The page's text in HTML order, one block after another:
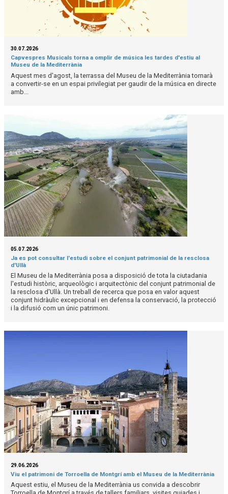
30.07.2026
Capvespres Musicals torna a omplir de música les tardes d'estiu al
Museu de la Mediterrània
Aquest mes d'agost, la terrassa del Museu de la Mediterrània tornarà
a convertir-se en un espai privilegiat per gaudir de la música en directe
amb...
05.07.2026
Ja es pot consultar l'estudi sobre el conjunt patrimonial de la resclosa
d'Ullà
El Museu de la Mediterrània posa a disposició de tota la ciutadania
l'estudi històric, arqueològic i arquitectònic del conjunt patrimonial de
la resclosa d'Ullà. Un treball de recerca que posa en valor aquest
conjunt hidràulic excepcional i en defensa la conservació, la protecció
i la difusió com un únic patrimoni.
29.06.2026
Viu el patrimoni de Torroella de Montgrí amb el Museu de la Mediterrània
Aquest estiu, el Museu de la Mediterrània us convida a descobrir